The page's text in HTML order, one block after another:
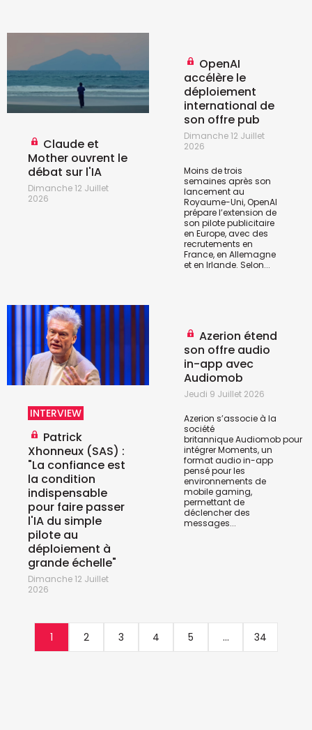
Claude et
Mother ouvrent le
débat sur l'IA
Dimanche 12 Juillet
2026
OpenAI
accélère le
déploiement
international de
son offre pub
Dimanche 12 Juillet
2026
Moins de trois
semaines après son
lancement au
Royaume-Uni, OpenAI
prépare l’extension de
son pilote publicitaire
en Europe, avec des
recrutements en
France, en Allemagne
et en Irlande. Selon...
INTERVIEW
Patrick
Xhonneux (SAS) :
"La confiance est
la condition
indispensable
pour faire passer
l'IA du simple
pilote au
déploiement à
grande échelle"
Dimanche 12 Juillet
2026
Azerion étend
son offre audio
in-app avec
Audiomob
Jeudi 9 Juillet 2026
Azerion s’associe à la
société
britanniqueAudiomobpour
intégrer Moments, un
format audio in-app
pensé pour les
environnements de
mobile gaming,
permettant de
déclencher des
messages...
1 2 3 4 5 ... 34